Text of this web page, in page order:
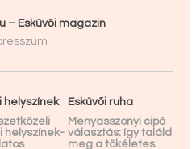
– Esküvői magazin
helyszínek
helyszínek-
Esküvői ruha
Menyasszonyi cipő
választás: így találd
meg a tökéletes